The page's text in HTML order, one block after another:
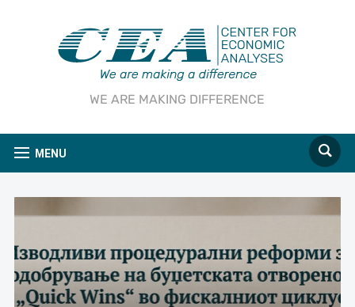
WE ARE MAKING DIFFERENCE
MENU